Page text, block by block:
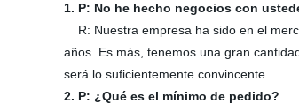
1. P: No he hecho negocios con
R: Nuestra empresa ha sido en el
años. Es más, tenemos una gran
será lo suficientemente convincente.
2. P: ¿Qué es el mínimo de pedido?